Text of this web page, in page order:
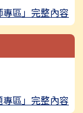
區」完整內容
區」完整內容